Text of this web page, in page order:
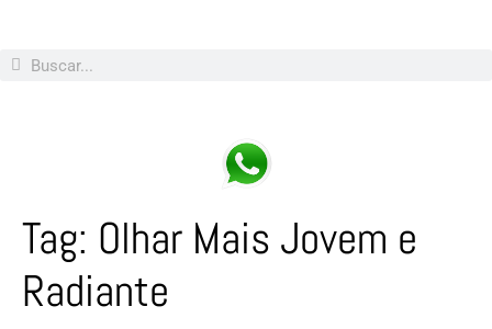
Tag: Olhar Mais Jovem e
Radiante